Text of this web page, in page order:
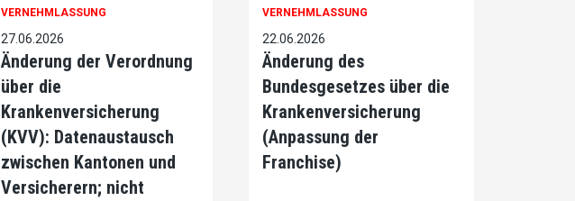
VERNEHMLASSUNG
27.06.2026
Änderung der Verordnung
über die
Krankenversicherung
(KVV): Datenaustausch
zwischen Kantonen und
Versicherern; nicht
VERNEHMLASSUNG
22.06.2026
Änderung des
Bundesgesetzes über die
Krankenversicherung
(Anpassung der
Franchise)